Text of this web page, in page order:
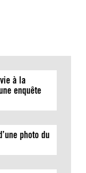
à la
enquête
photo du